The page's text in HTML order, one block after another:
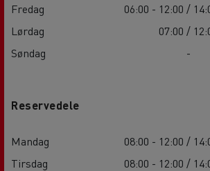
Fredag
06:00 - 12:00 /
Lørdag
07:00 /
Søndag
-
Reservedele
Mandag
08:00 - 12:00 /
Tirsdag
08:00 - 12:00 /